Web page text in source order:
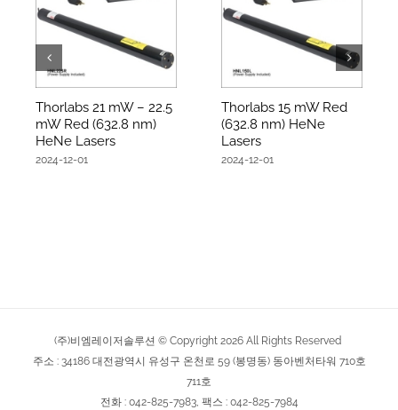
Thorlabs 21 mW – 22.5
mW Red (632.8 nm)
HeNe Lasers
2024-12-01
Thorlabs 15 mW Red
(632.8 nm) HeNe
Lasers
2024-12-01
(주)비엠레이저솔루션 © Copyright 2026 All Rights Reserved
주소 : 34186 대전광역시 유성구 온천로 59 (봉명동) 동아벤처타워 710호
711호
전화 : 042-825-7983, 팩스 : 042-825-7984